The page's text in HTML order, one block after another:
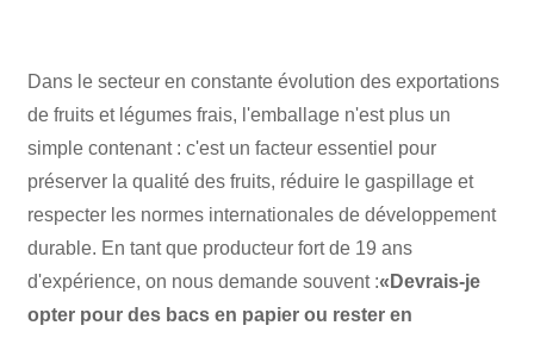
Dans le secteur en constante évolution des exportations
de fruits et légumes frais, l'emballage n'est plus un
simple contenant : c'est un facteur essentiel pour
préserver la qualité des fruits, réduire le gaspillage et
respecter les normes internationales de développement
durable. En tant que producteur fort de 19 ans
d'expérience, on nous demande souvent :«Devrais-je
opter pour des bacs en papier ou rester en